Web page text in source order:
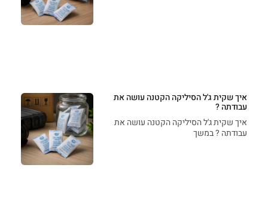
איך שקית ג'ל הסיליקה הקטנה עושה את
עבודתה ?
איך שקית ג'ל הסיליקה הקטנה עושה את
עבודתה ? במשך